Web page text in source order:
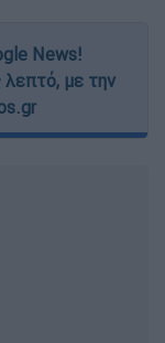
News!
λεπτό, με την